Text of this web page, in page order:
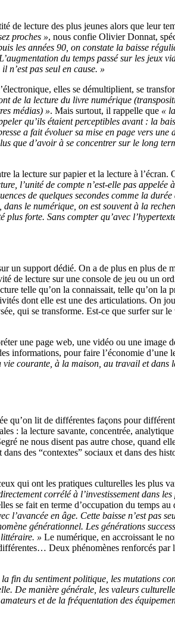
de lecture des plus jeunes alors que leur
proches », nous confie Olivier Donnat,
les années 90, on constate la baisse
du temps passé sur les jeux
n’est pas seul en cause. »
elles se démultiplient, se
de la lecture du livre numérique
médias) ». Mais surtout, il rappelle que «
qu’ils étaient perceptibles avant : la
a fait évoluer sa mise en page vers
d’avoir à se concentrer sur le long
la lecture sur papier et la lecture à
l’unité de compte n’est-elle pas
de quelques secondes comme la
le numérique, on est souvent à la
forte. Sans compter qu’avec
un support dédié. On a de plus en plus de
lecture sur une console de jeu ou un
telle qu’on la connaissait, telle qu’on
dont elle est une des articulations.
qui se transforme. Est-ce que surfer sur
une page web, une vidéo ou une
informations, pour faire l’économie
courante, à la maison, au travail et dans
lit de différentes façons pour
: la lecture savante, concentrée,
ne nous disent pas autre chose, quand
des “contextes” sociaux et dans des
qui ont les pratiques culturelles les plus
corrélé à l’investissement dans
se fait en terme d’occupation du temps
l’avancée en âge. Cette baisse n’est
générationnel. Les générations
» Le numérique, en accroissant le
Deux phénomènes renforcés par
fin du sentiment politique, les mutations
De manière générale, les valeurs
et de la fréquentation des